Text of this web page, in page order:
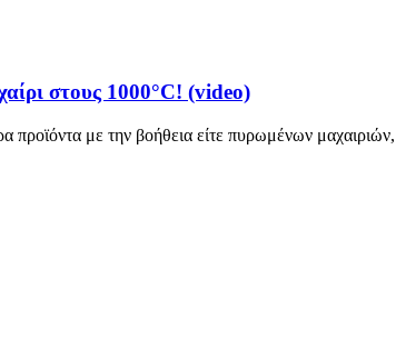
στους 1000°C! (video)
με την βοήθεια είτε πυρωμένων